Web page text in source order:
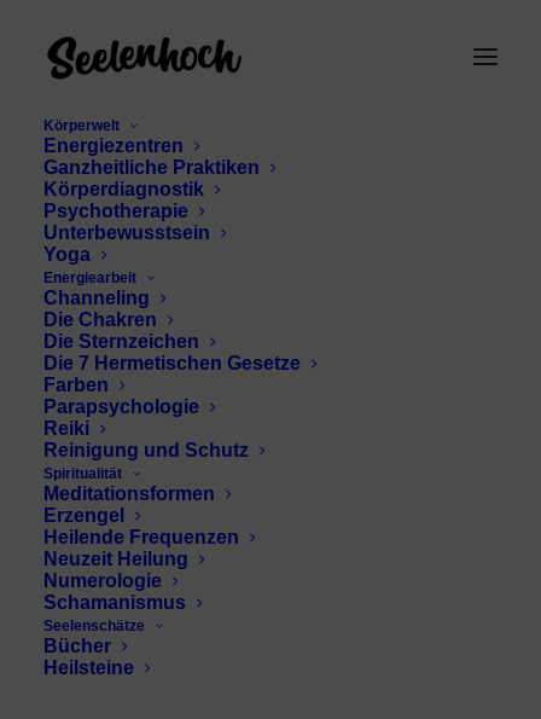
Körperwelt
Energiezentren
Ganzheitliche Praktiken
Körperdiagnostik
Psychotherapie
Unterbewusstsein
Yoga
Energiearbeit
Channeling
Die Chakren
Die Sternzeichen
Die 7 Hermetischen Gesetze
Farben
Parapsychologie
Reiki
Reinigung und Schutz
Spiritualität
Meditationsformen
Erzengel
Heilende Frequenzen
Neuzeit Heilung
Numerologie
Schamanismus
Seelenschätze
Bücher
Heilsteine
Engel der Weisheit